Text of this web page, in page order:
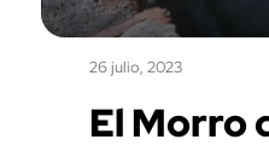
26 julio, 2023
El Morro